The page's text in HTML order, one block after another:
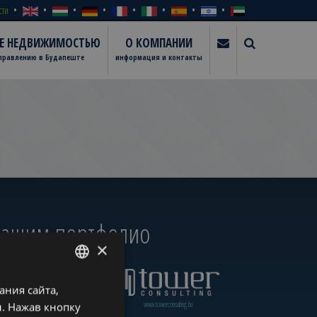
НЕДВИЖИМОСТЬЮ
в Будапеште
О КОМПАНИИ
информация и контакты
портфолио
www.towerassistance.com www.towerconsulting.hu
ENGLISH
HUNGARIAN
×
сайта,
Нажав кнопку